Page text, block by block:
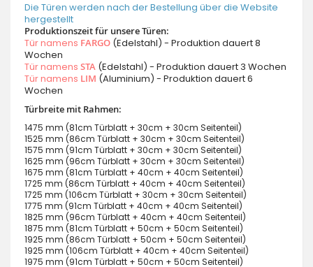
Die Türen werden nach der Bestellung über die Website
hergestellt
Produktionszeit für unsere Türen:
Tür namens FARGO (Edelstahl) - Produktion dauert 8
Wochen
Tür namens STA (Edelstahl) - Produktion dauert 3 Wochen
Tür namens LIM (Aluminium) - Produktion dauert 6
Wochen
Türbreite mit Rahmen:
1475 mm (81cm Türblatt + 30cm + 30cm Seitenteil)
1525 mm (86cm Türblatt + 30cm + 30cm Seitenteil)
1575 mm (91cm Türblatt + 30cm + 30cm Seitenteil)
1625 mm (96cm Türblatt + 30cm + 30cm Seitenteil)
1675 mm (81cm Türblatt + 40cm + 40cm Seitenteil)
1725 mm (86cm Türblatt + 40cm + 40cm Seitenteil)
1725 mm (106cm Türblatt + 30cm + 30cm Seitenteil)
1775 mm (91cm Türblatt + 40cm + 40cm Seitenteil)
1825 mm (96cm Türblatt + 40cm + 40cm Seitenteil)
1875 mm (81cm Türblatt + 50cm + 50cm Seitenteil)
1925 mm (86cm Türblatt + 50cm + 50cm Seitenteil)
1925 mm (106cm Türblatt + 40cm + 40cm Seitenteil)
1975 mm (91cm Türblatt + 50cm + 50cm Seitenteil)